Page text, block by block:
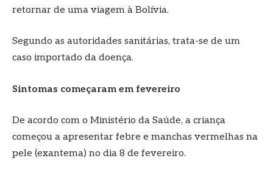
retornar de uma viagem à Bolívia.
Segundo as autoridades sanitárias, trata-se de um
caso importado da doença.
Sintomas começaram em fevereiro
De acordo com o Ministério da Saúde, a criança
começou a apresentar febre e manchas vermelhas na
pele (exantema) no dia 8 de fevereiro.